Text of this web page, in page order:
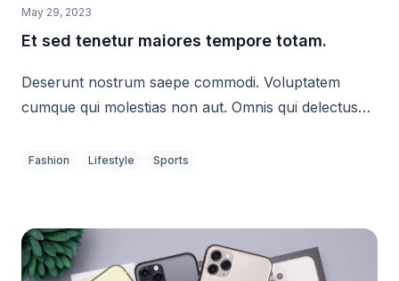
May 29, 2023
Et sed tenetur maiores tempore totam.
Deserunt nostrum saepe commodi. Voluptatem
cumque qui molestias non aut. Omnis qui delectus
Fashion Lifestyle Sports